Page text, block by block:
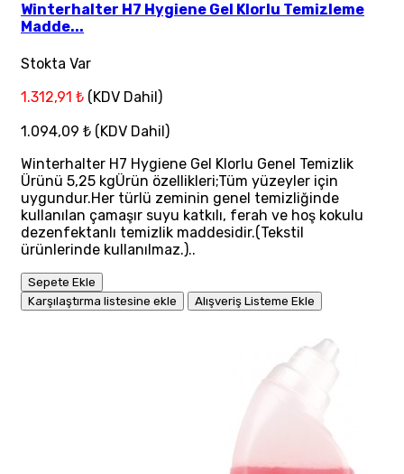
Winterhalter H7 Hygiene Gel Klorlu Temizleme
Madde...
Stokta Var
1.312,91 ₺ (KDV Dahil)
1.094,09 ₺ (KDV Dahil)
Winterhalter H7 Hygiene Gel Klorlu Genel Temizlik
Ürünü 5,25 kgÜrün özellikleri;Tüm yüzeyler için
uygundur.Her türlü zeminin genel temizliğinde
kullanılan çamaşır suyu katkılı, ferah ve hoş kokulu
dezenfektanlı temizlik maddesidir.(Tekstil
ürünlerinde kullanılmaz.)..
Sepete Ekle
Karşılaştırma listesine ekle
Alışveriş Listeme Ekle